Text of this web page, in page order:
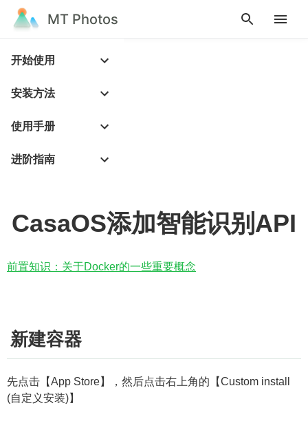
MT Photos
开始使用
安装方法
使用手册
进阶指南
CasaOS添加智能识别API
前置知识：关于Docker的一些重要概念
新建容器
先点击【App Store】，然后点击右上角的【Custom install
(自定义安装)】